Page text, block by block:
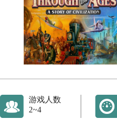
游戏人数
2~4